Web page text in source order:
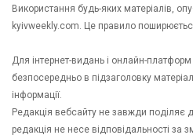
Використання будь-яких матеріалів,
kyivweekly.com. Це правило поширюється
Для інтернет-видань і онлайн-
безпосередньо в підзаголовку
інформації.
Редакція вебсайту не завжди поділяє
редакція не несе відповідальності за